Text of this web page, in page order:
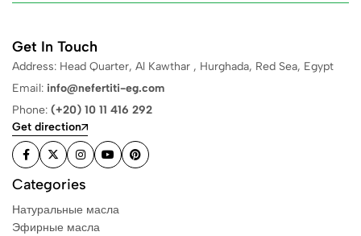
Get In Touch
Address: Head Quarter, Al Kawthar , Hurghada, Red Sea, Egypt
Email: info@nefertiti-eg.com
Phone: (+20) 10 11 416 292
Get direction
Categories
Натуральные масла
Эфирные масла